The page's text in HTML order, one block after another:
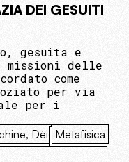
DEI GESUITI
gesuita e
missioni delle
come
per via
per i
Dèi Metafisica